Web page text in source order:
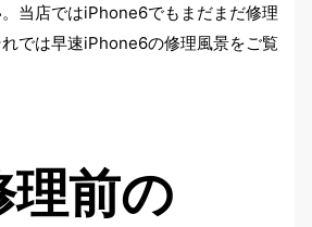
当店ではiPhone6でもまだまだ修理
では早速iPhone6の修理風景をご覧
理前の